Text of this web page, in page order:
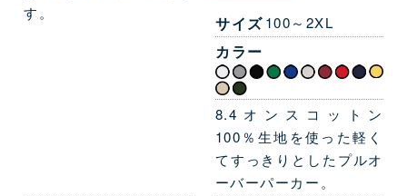
す。
サイズ100～2XL
カラー
8.4オンスコットン
100％生地を使った軽く
てすっきりとしたプルオ
ーバーパーカー。